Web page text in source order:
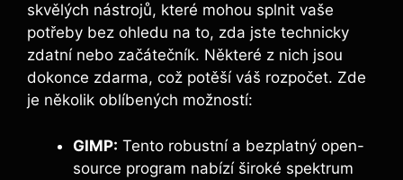
skvělých nástrojů, které mohou splnit vaše
potřeby bez ohledu na to, zda jste technicky
zdatní nebo začátečník. Některé z nich jsou
dokonce zdarma, což potěší váš rozpočet. Zde
je několik oblíbených možností:
GIMP: Tento robustní a bezplatný open-
source program nabízí široké spektrum